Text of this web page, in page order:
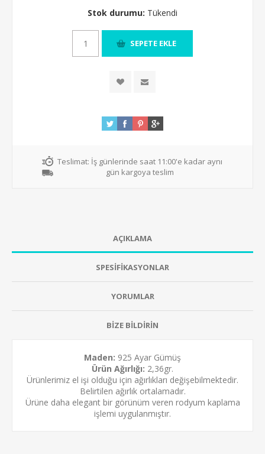
Stok durumu: Tükendi
Teslimat: İş günlerinde saat 11:00'e kadar aynı
gün kargoya teslim
AÇIKLAMA
SPESİFİKASYONLAR
YORUMLAR
BİZE BİLDİRİN
Maden: 925 Ayar Gümüş
Ürün Ağırlığı: 2,36gr.
Ürünlerimiz el işi olduğu için ağırlıkları değişebilmektedir.
Belirtilen ağırlık ortalamadır.
Ürüne daha elegant bir görünüm veren rodyum kaplama
işlemi uygulanmıştır.